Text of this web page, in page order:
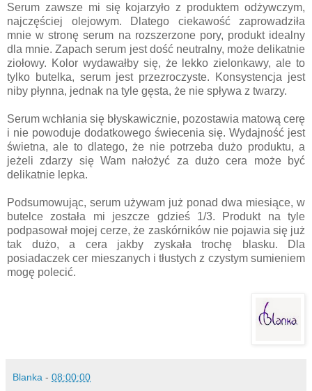
Serum zawsze mi się kojarzyło z produktem odżywczym,
najczęściej olejowym. Dlatego ciekawość zaprowadziła
mnie w stronę serum na rozszerzone pory, produkt idealny
dla mnie. Zapach serum jest dość neutralny, może delikatnie
ziołowy. Kolor wydawałby się, że lekko zielonkawy, ale to
tylko butelka, serum jest przezroczyste. Konsystencja jest
niby płynna, jednak na tyle gęsta, że nie spływa z twarzy.
Serum wchłania się błyskawicznie, pozostawia matową cerę
i nie powoduje dodatkowego świecenia się. Wydajność jest
świetna, ale to dlatego, że nie potrzeba dużo produktu, a
jeżeli zdarzy się Wam nałożyć za dużo cera może być
delikatnie lepka.
Podsumowując, serum używam już ponad dwa miesiące, w
butelce została mi jeszcze gdzieś 1/3. Produkt na tyle
podpasował mojej cerze, że zaskórników nie pojawia się już
tak dużo, a cera jakby zyskała trochę blasku. Dla
posiadaczek cer mieszanych i tłustych z czystym sumieniem
mogę polecić.
Blanka - 08:00:00